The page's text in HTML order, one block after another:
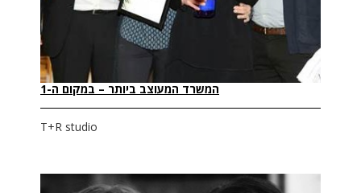
T+R studio
המשרד המעוצב ביותר – במקום ה-1